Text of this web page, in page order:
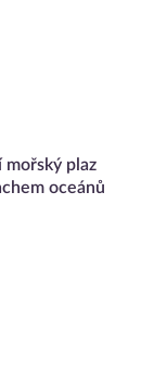
mořský plaz
oceánů